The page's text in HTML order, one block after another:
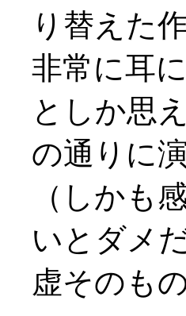
り替えた作
非常に耳
としか思
の通りに
（しかも
いとダメ
虚そのも